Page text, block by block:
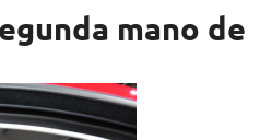
mano de